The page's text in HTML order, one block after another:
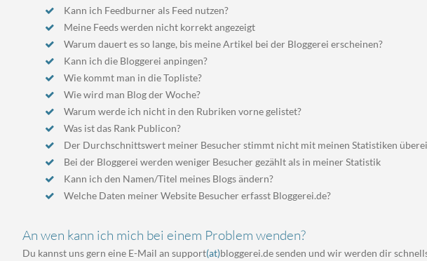
Kann ich Feedburner als Feed nutzen?
Meine Feeds werden nicht korrekt angezeigt
Warum dauert es so lange, bis meine Artikel bei der Bloggerei erscheinen?
Kann ich die Bloggerei anpingen?
Wie kommt man in die Topliste?
Wie wird man Blog der Woche?
Warum werde ich nicht in den Rubriken vorne gelistet?
Was ist das Rank Publicon?
Der Durchschnittswert meiner Besucher stimmt nicht mit meinen Statistiken
Bei der Bloggerei werden weniger Besucher gezählt als in meiner Statistik
Kann ich den Namen/Titel meines Blogs ändern?
Welche Daten meiner Website Besucher erfasst Bloggerei.de?
An wen kann ich mich bei einem Problem wenden?
Du kannst uns gern eine E-Mail an support(at)bloggerei.de senden und wir werden dir